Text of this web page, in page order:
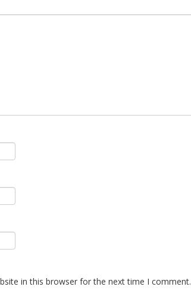
in this browser for the next time I comment.